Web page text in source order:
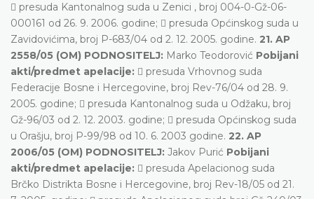
 presuda Kantonalnog suda u Zenici , broj 004-0-Gž-06-
000161 od 26. 9. 2006. godine;  presuda Općinskog suda u
Zavidovićima, broj P-683/04 od 2. 12. 2005. godine. 21. AP
2558/05 (OM) PODNOSITELJ: Marko Teodorović Pobijani
akti/predmet apelacije:  presuda Vrhovnog suda
Federacije Bosne i Hercegovine, broj Rev-76/04 od 28. 9.
2005. godine;  presuda Kantonalnog suda u Odžaku, broj
Gž-96/03 od 2. 12. 2003. godine;  presuda Općinskog suda
u Orašju, broj P-99/98 od 10. 6. 2003 godine. 22. AP
2006/05 (OM) PODNOSITELJ: Jakov Purić Pobijani
akti/predmet apelacije:  presuda Apelacionog suda
Brčko Distrikta Bosne i Hercegovine, broj Rev-18/05 od 21.